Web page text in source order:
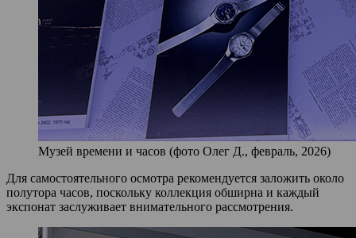
Музей времени и часов (фото Олег Д., февраль, 2026)
Для самостоятельного осмотра рекомендуется заложить около
полутора часов, поскольку коллекция обширна и каждый
экспонат заслуживает внимательного рассмотрения.